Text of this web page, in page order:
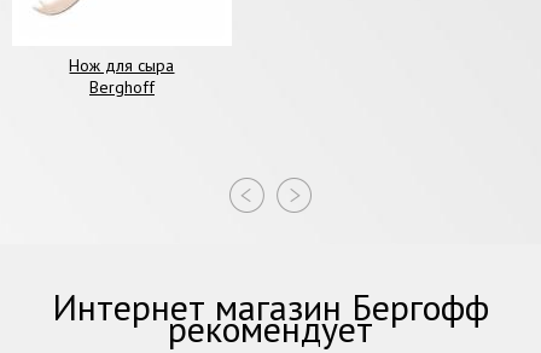
Нож для сыра
Berghoff
Интернет магазин Бергофф
рекомендует